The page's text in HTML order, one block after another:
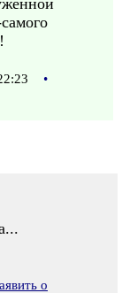
•
о